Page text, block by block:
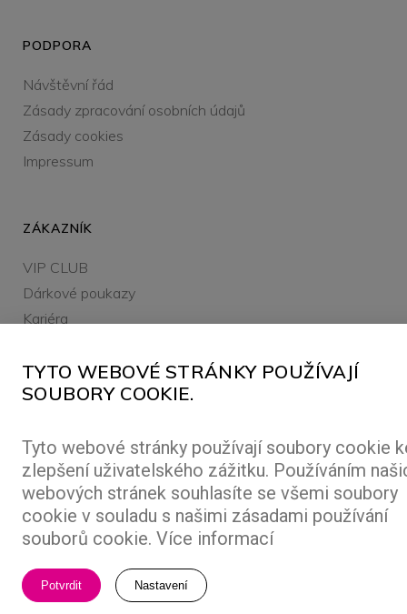
PODPORA
Návštěvní řád
Zásady zpracování osobních údajů
Zásady cookies
Impressum
ZÁKAZNÍK
VIP CLUB
Dárkové poukazy
Kariéra
ALL RIGHTS RESERVED ©2026 FREEPORT
MADE BY ABLE.CZ
TYTO WEBOVÉ STRÁNKY POUŽÍVAJÍ
SOUBORY COOKIE.
Tyto webové stránky používají soubory cookie
zlepšení uživatelského zážitku. Používáním
webových stránek souhlasíte se všemi soubory
cookie v souladu s našimi zásadami používání
souborů cookie. Více informací
Potvrdit Nastavení